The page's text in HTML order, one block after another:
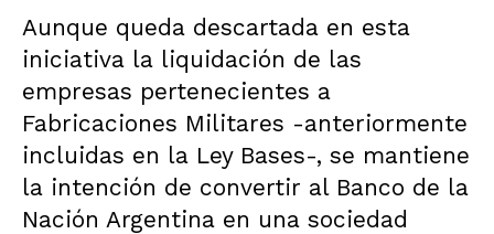
Aunque queda descartada en esta
iniciativa la liquidación de las
empresas pertenecientes a
Fabricaciones Militares -anteriormente
incluidas en la Ley Bases-, se mantiene
la intención de convertir al Banco de la
Nación Argentina en una sociedad